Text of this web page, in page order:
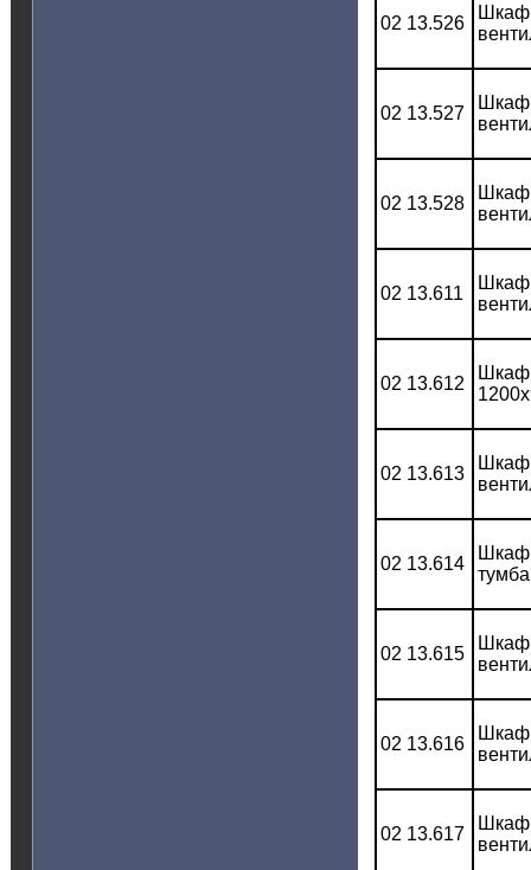
02 13.526
Шкаф
02 13.527
Шкаф
02 13.528
Шкаф
02 13.611
Шкаф
02 13.612
Шкаф
02 13.613
Шкаф
02 13.614
Шкаф
02 13.615
Шкаф
02 13.616
Шкаф
02 13.617
Шкаф